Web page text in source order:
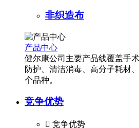
非织造布
产品中心
健尔康公司主要产品线覆盖手
防护、清洁消毒、高分子耗材
个品种。
竞争优势
 竞争优势